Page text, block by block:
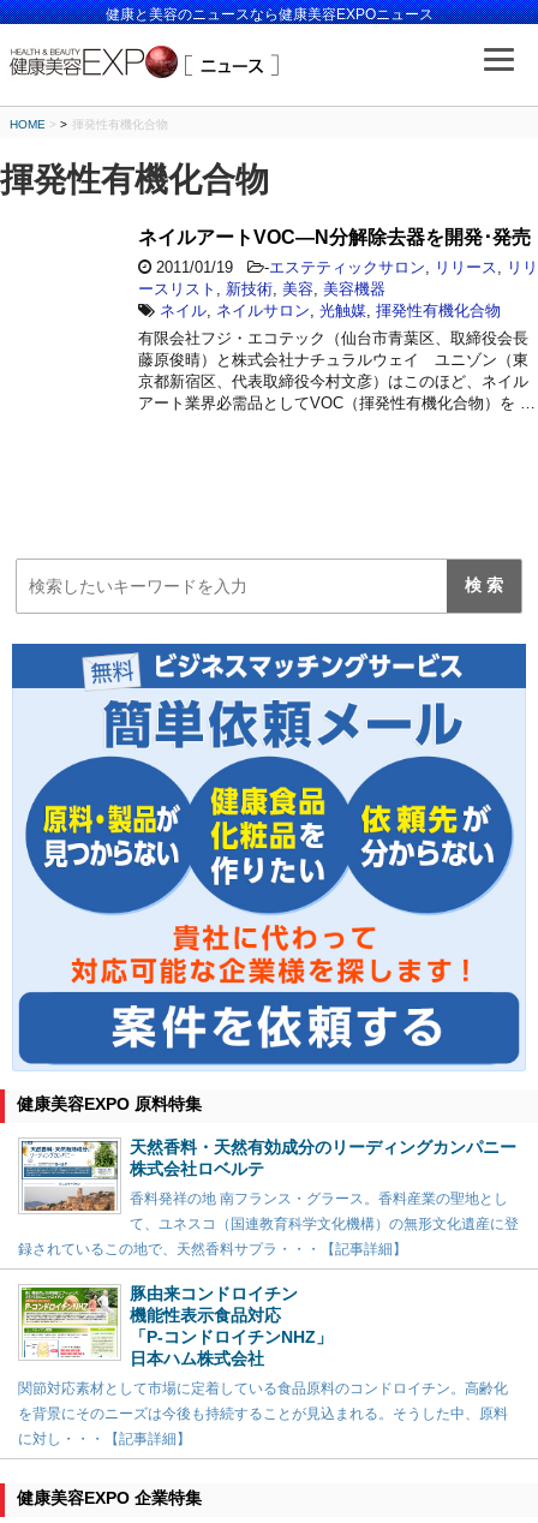
健康と美容のニュースなら健康美容EXPOニュース
HOME > 揮発性有機化合物
揮発性有機化合物
ネイルアートVOC―N分解除去器を開発･発売
2011/01/19 -エステティックサロン リリース
リリ
ースリスト
新技術 美容 美容機器
ネイル ネイルサロン 光触媒 揮発性有機化合物
有限会社フジ・エコテック（仙台市青葉区、取締役会長
藤原俊晴）と株式会社ナチュラルウェイ ユニゾン（東
京都新宿区、代表取締役今村文彦）はこのほど、ネイル
アート業界必需品としてVOC（揮発性有機化合物）を …
健康美容EXPO 原料特集
天然香料・天然有効成分のリーディングカンパニー
株式会社ロベルテ
香料発祥の地 南フランス・グラース。香料産業の聖地とし
て、ユネスコ（国連教育科学文化機構）の無形文化遺産に登
録されているこの地で、天然香料サプラ・・・【記事詳細】
豚由来コンドロイチン
機能性表示食品対応
「P-コンドロイチンNHZ」
日本ハム株式会社
関節対応素材として市場に定着している食品原料のコンドロイチン。高齢化
を背景にそのニーズは今後も持続することが見込まれる。そうした中、原料
に対し・・・【記事詳細】
健康美容EXPO 企業特集